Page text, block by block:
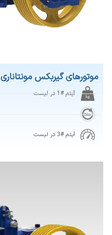
موتورهای گیربکس مونتاناری M75S
آیتم #1 در لیست
آیتم #3 در لیست